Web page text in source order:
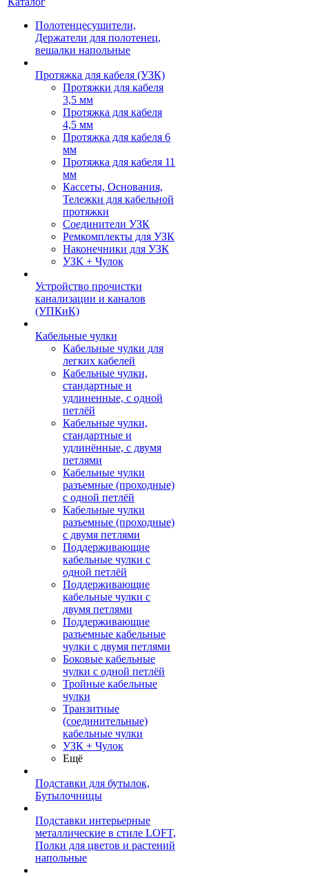
Полотенцесушители,
Держатели для полотенец,
вешалки напольные
Протяжка для кабеля (УЗК)
Протяжки для кабеля
3,5 мм
Протяжка для кабеля
4,5 мм
Протяжка для кабеля 6
мм
Протяжка для кабеля 11
мм
Кассеты, Основания,
Тележки для кабельной
протяжки
Соединители УЗК
Ремкомплекты для УЗК
Наконечники для УЗК
УЗК + Чулок
Устройство прочистки
канализации и каналов
(УПКиК)
Кабельные чулки
Кабельные чулки для
легких кабелей
Кабельные чулки,
стандартные и
удлиненные, с одной
петлёй
Кабельные чулки,
стандартные и
удлинённые, с двумя
петлями
Кабельные чулки
разъемные (проходные)
с одной петлёй
Кабельные чулки
разъемные (проходные)
с двумя петлями
Поддерживающие
кабельные чулки с
одной петлёй
Поддерживающие
кабельные чулки с
двумя петлями
Поддерживающие
разъемные кабельные
чулки с двумя петлями
Боковые кабельные
чулки с одной петлёй
Тройные кабельные
чулки
Транзитные
(соединительные)
кабельные чулки
УЗК + Чулок
Ещё
Подставки для бутылок,
Бутылочницы
Подставки интерьерные
металлические в стиле LOFT,
Полки для цветов и растений
напольные